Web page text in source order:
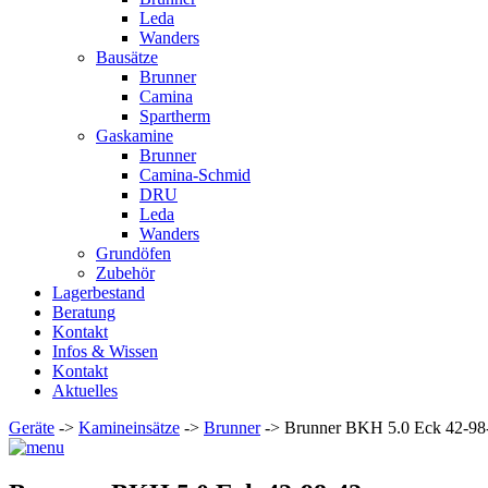
Leda
Wanders
Bausätze
Brunner
Camina
Spartherm
Gaskamine
Brunner
Camina-Schmid
DRU
Leda
Wanders
Grundöfen
Zubehör
Lagerbestand
Beratung
Kontakt
Infos & Wissen
Kontakt
Aktuelles
Geräte -> Kamineinsätze -> Brunner-> Brunner BKH 5.0 Eck 42-